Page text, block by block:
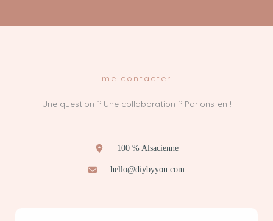
me contacter
Une question ? Une collaboration ? Parlons-en !
100 % Alsacienne
hello@diybyyou.com